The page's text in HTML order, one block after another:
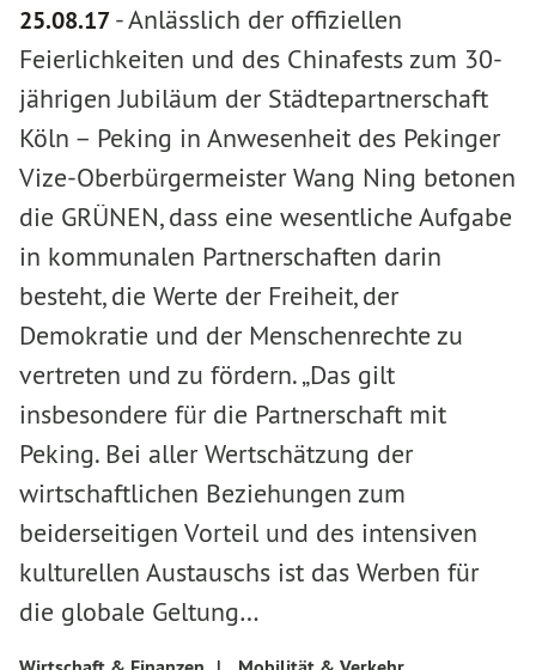
25.08.17-Anlässlich der offiziellen
Feierlichkeiten und des Chinafests zum 30-
jährigen Jubiläum der Städtepartnerschaft
Köln – Peking in Anwesenheit des Pekinger
Vize-Oberbürgermeister Wang Ning betonen
die GRÜNEN, dass eine wesentliche Aufgabe
in kommunalen Partnerschaften darin
besteht, die Werte der Freiheit, der
Demokratie und der Menschenrechte zu
vertreten und zu fördern. „Das gilt
insbesondere für die Partnerschaft mit
Peking. Bei aller Wertschätzung der
wirtschaftlichen Beziehungen zum
beiderseitigen Vorteil und des intensiven
kulturellen Austauschs ist das Werben für
die globale Geltung…